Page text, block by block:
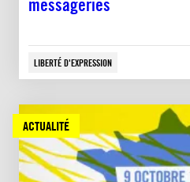
messageries
LIBERTÉ D'EXPRESSION
ACTUALITÉ